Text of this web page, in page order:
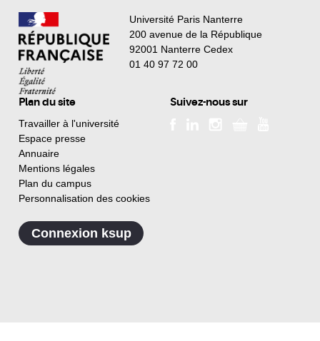
Université Paris Nanterre
200 avenue de la République
92001 Nanterre Cedex
01 40 97 72 00
Plan du site
Travailler à l'université
Espace presse
Annuaire
Mentions légales
Plan du campus
Personnalisation des cookies
Suivez-nous sur
Connexion ksup